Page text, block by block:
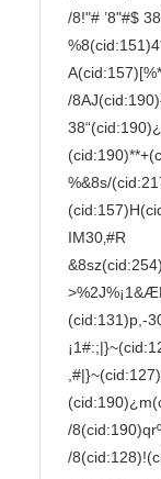
/8!"# ’8"#$
/
%&8s/
IM30‚#R
(cid:131)p,-
/
/